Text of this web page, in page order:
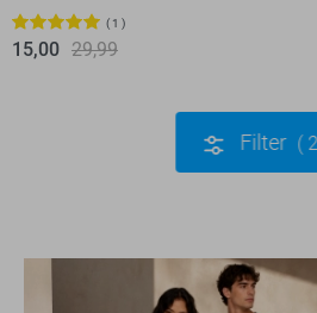
1
15,00 29,99
Filter 2